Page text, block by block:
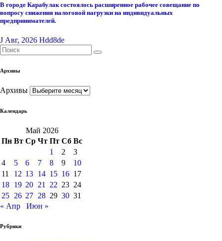
В городе Карабулак состоялось расширенное рабочее совещание по
вопросу снижения налоговой нагрузки на индивидуальных
предпринимателей.
J Авг, 2026 Hdd8de
Архивы
Архивы
Календарь
Май 2026
Пн Вт Ср Чт Пт Сб Вс
1
2
3
4
5 6 7 8 9
10
11
12 13 14 15 16 17
18 19 20 21 22 23 24
25 26 27 28 29 30 31
« Апр
Июн »
Рубрики